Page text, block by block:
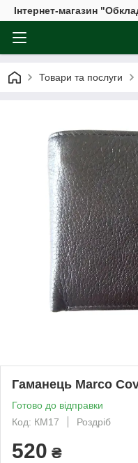
Інтернет-магазин
Товари та послуги
Гаманець Marco
Готово до відправки
Код: КМ17
Роздріб
520 ₴